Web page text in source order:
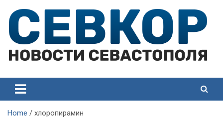
content
Севастополя
Севастополя
Home хлоропирамин